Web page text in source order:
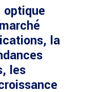
optique
la
les